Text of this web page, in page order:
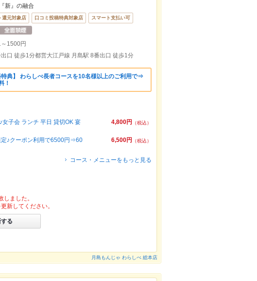
新』の融合
還元対象店 口コミ投稿特典対象店 スマート支払い可
1500円
口 徒歩1分都営大江戸線 月島駅 8番出口 徒歩1分
特典】 わらしべ長者コースを10名様以上のご利用で⇒
！
4,800円
（税込）
子会 ランチ 平日 貸切OK 宴
6,500円
（税込）
♪クーポン利用で6500円⇒60
コース・メニューをもっと見る
しました。
新してください。
る
月島もんじゃ わらしべ 総本店